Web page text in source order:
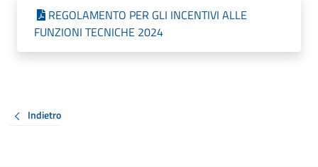
REGOLAMENTO PER GLI INCENTIVI ALLE
FUNZIONI TECNICHE 2024
Indietro